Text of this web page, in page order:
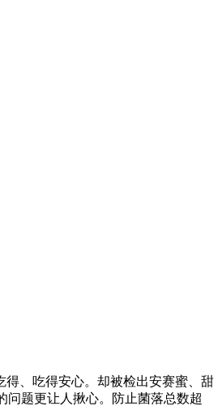
、吃得安心。却被检出安赛蜜、甜
问题更让人揪心。防止菌落总数超